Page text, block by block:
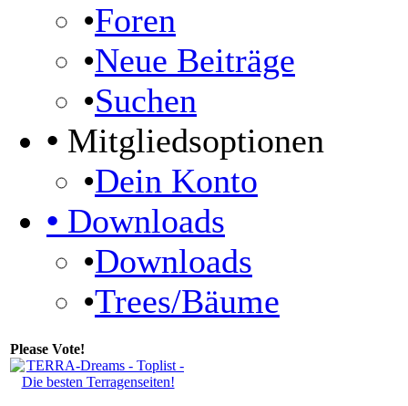
•Foren
•Neue Beiträge
•Suchen
• Mitgliedsoptionen
•Dein Konto
• Downloads
•Downloads
•Trees/Bäume
Please Vote!